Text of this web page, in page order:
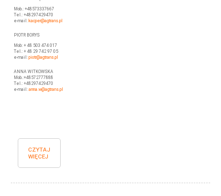
Mob.: +48573337667
Tel.: +48297429470
e-mail:kacper@agtrans.pl
PIOTR BORYS
Mob: + 48 503 474 017
Tel.: + 48 29 742 97 05
e-mail:piotr@agtrans.pl
ANNA WITKOWSKA
Mob.:+48572777888
Tel.: +48297429470
e-mail:anna.w@agtrans.pl
CZYTAJ
WIĘCEJ